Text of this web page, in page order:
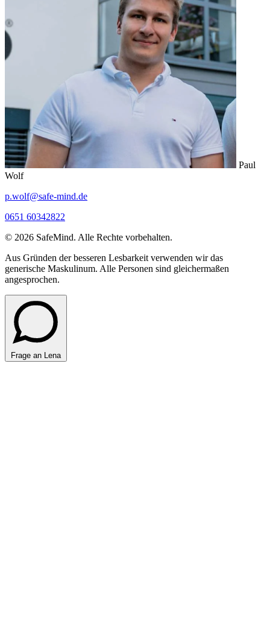
Paul
Wolf
p.wolf@safe-mind.de
0651 60342822
© 2026 SafeMind. Alle Rechte vorbehalten.
Aus Gründen der besseren Lesbarkeit verwenden wir das
generische Maskulinum. Alle Personen sind gleichermaßen
angesprochen.
Frage an Lena